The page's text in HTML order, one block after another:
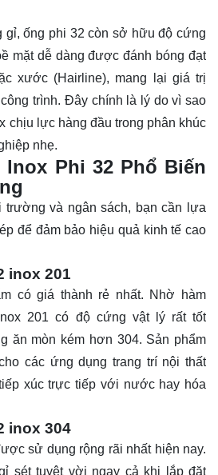
gỉ, ống phi 32 còn sở hữu độ cứng
mặt dễ dàng được đánh bóng đạt
xước (Hairline), mang lại giá trị
trình. Đây chính là lý do vì sao
chịu lực hàng đầu trong phân khúc
nhẹ.
lnox Phi 32 Phổ Biến
trường và ngân sách, bạn cần lựa
để đảm bảo hiệu quả kinh tế cao
inox 201
có giá thành rẻ nhất. Nhờ hàm
201 có độ cứng vật lý rất tốt
ăn mòn kém hơn 304. Sản phẩm
các ứng dụng trang trí nội thất
xúc trực tiếp với nước hay hóa
inox 304
sử dụng rộng rãi nhất hiện nay.
sét tuyệt vời ngay cả khi lắp đặt